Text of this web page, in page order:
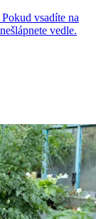
vsadíte na
vedle.